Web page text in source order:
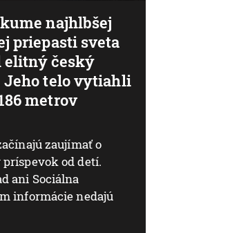
najhlbšej
priepasti sveta
elitný český
Jeho telo vytiahli
metrov
zaujímať o
od detí.
ani Sociálna
informácie nedajú